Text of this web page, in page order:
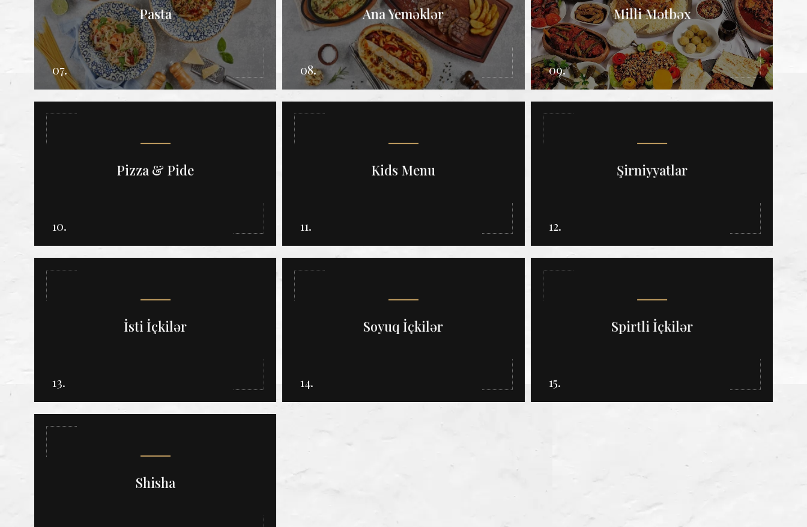
Pasta
07.
Ana Yeməklər
08.
Milli Mətbəx
09.
Pizza & Pide
10.
Kids Menu
11.
Şirniyyatlar
12.
İsti İçkilər
13.
Soyuq İçkilər
14.
Spirtli İçkilər
15.
Shisha